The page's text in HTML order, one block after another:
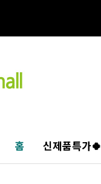
홈 신제품특가🍀